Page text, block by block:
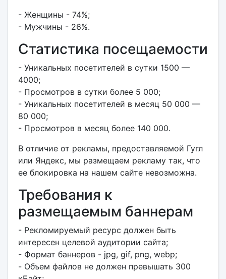
- Женщины - 74%;
- Мужчины - 26%.
Статистика посещаемости
- Уникальных посетителей в сутки 1500 —
4000;
- Просмотров в сутки более 5 000;
- Уникальных посетителей в месяц 50 000 —
80 000;
- Просмотров в месяц более 140 000.
В отличие от рекламы, предоставляемой Гугл
или Яндекс, мы размещаем рекламу так, что
ее блокировка на нашем сайте невозможна.
Требования к
размещаемым баннерам
- Рекломируемый ресурс должен быть
интересен целевой аудитории сайта;
- Формат баннеров - jpg, gif, png, webp;
- Объем файлов не должен превышать 300